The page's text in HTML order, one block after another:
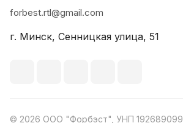
forbest.rtl@gmail.com
г. Минск, Сенницкая улица, 51
© 2026 ООО "Форбэст", УНП 192689099